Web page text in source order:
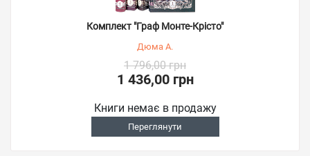
Комплект "Граф Монте-Крісто"
Дюма А.
1 796,00 грн
1 436,00 грн
Книги немає в продажу
Переглянути